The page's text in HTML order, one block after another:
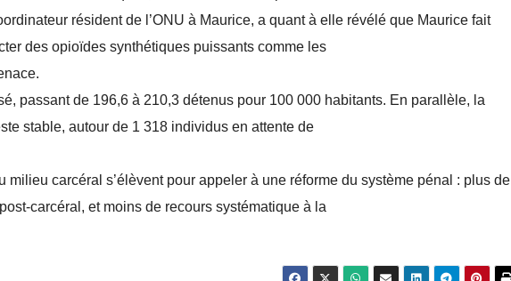
résident de l’ONU à Maurice, a quant à elle révélé que Maurice fait
des opioïdes synthétiques puissants comme les
passant de 196,6 à 210,3 détenus pour 100 000 habitants. En parallèle, la
stable, autour de 1 318 individus en attente de
milieu carcéral s’élèvent pour appeler à une réforme du système pénal : plus de
carcéral, et moins de recours systématique à la